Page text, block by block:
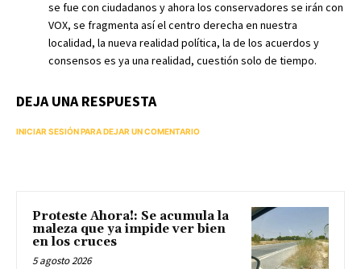
se fue con ciudadanos y ahora los conservadores se irán con
VOX, se fragmenta así el centro derecha en nuestra
localidad, la nueva realidad política, la de los acuerdos y
consensos es ya una realidad, cuestión solo de tiempo.
DEJA UNA RESPUESTA
INICIAR SESIÓN PARA DEJAR UN COMENTARIO
Proteste Ahora!: Se acumula la
maleza que ya impide ver bien
en los cruces
5 agosto 2026